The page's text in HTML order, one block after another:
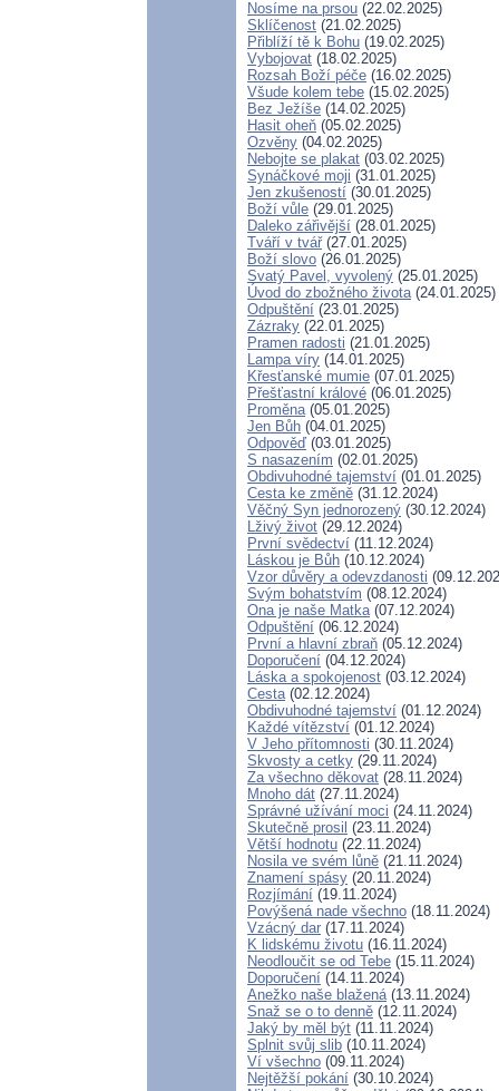
Nosíme na prsou (22.02.2025)
Sklíčenost (21.02.2025)
Přiblíží tě k Bohu (19.02.2025)
Vybojovat (18.02.2025)
Rozsah Boží péče (16.02.2025)
Všude kolem tebe (15.02.2025)
Bez Ježíše (14.02.2025)
Hasit oheň (05.02.2025)
Ozvěny (04.02.2025)
Nebojte se plakat (03.02.2025)
Synáčkové moji (31.01.2025)
Jen zkušeností (30.01.2025)
Boží vůle (29.01.2025)
Daleko zářivější (28.01.2025)
Tváří v tvář(27.01.2025)
Boží slovo (26.01.2025)
Svatý Pavel, vyvolený (25.01.2025)
Úvod do zbožného života(24.01.2025)
Odpuštění (23.01.2025)
Zázraky (22.01.2025)
Pramen radosti (21.01.2025)
Lampa víry (14.01.2025)
Křesťanské mumie (07.01.2025)
Přešťastní králové (06.01.2025)
Proměna(05.01.2025)
Jen Bůh (04.01.2025)
Odpověď (03.01.2025)
S nasazením (02.01.2025)
Obdivuhodné tajemství (01.01.2025)
Cesta ke změně (31.12.2024)
Věčný Syn jednorozený (30.12.2024)
Lživý život (29.12.2024)
První svědectví (11.12.2024)
Láskou je Bůh (10.12.2024)
Vzor důvěry a odevzdanosti
Svým bohatstvím (08.12.2024)
Ona je naše Matka(07.12.2024)
Odpuštění (06.12.2024)
První a hlavní zbraň (05.12.2024)
Doporučení (04.12.2024)
Láska a spokojenost (03.12.2024)
Cesta(02.12.2024)
Obdivuhodné tajemství (01.12.2024)
Každé vítězství (01.12.2024)
V Jeho přítomnosti (30.11.2024)
Skvosty a cetky (29.11.2024)
Za všechno děkovat (28.11.2024)
Mnoho dát (27.11.2024)
Správné užívání moci (24.11.2024)
Skutečně prosil (23.11.2024)
Větší hodnotu (22.11.2024)
Nosila ve svém lůně (21.11.2024)
Znamení spásy (20.11.2024)
Rozjímání (19.11.2024)
Povýšená nade všechno (18.11.2024)
Vzácný dar (17.11.2024)
K lidskému životu (16.11.2024)
Neodloučit se od Tebe (15.11.2024)
Doporučení (14.11.2024)
Anežko naše blažená(13.11.2024)
Snaž se o to denně (12.11.2024)
Jaký by měl být (11.11.2024)
Splnit svůj slib (10.11.2024)
Ví všechno (09.11.2024)
Nejtěžší pokání (30.10.2024)